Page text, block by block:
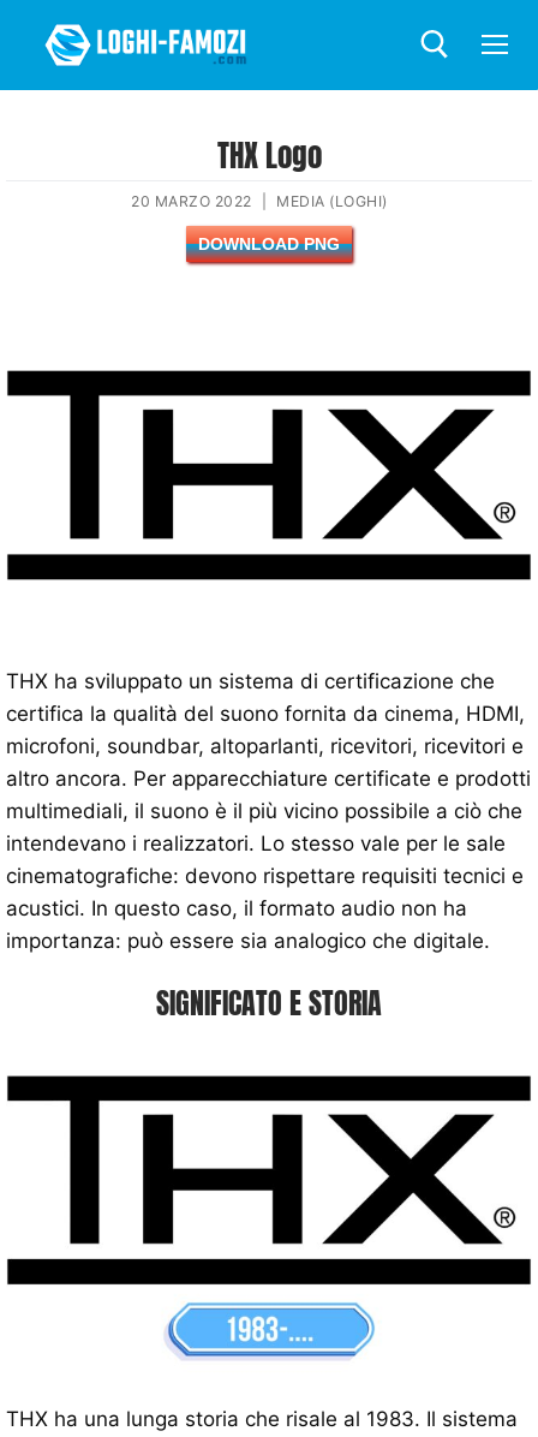
THX Logo
20 MARZO 2022 MEDIA (LOGHI)
DOWNLOAD PNG
THX ha sviluppato un sistema di certificazione che
certifica la qualità del suono fornita da cinema, HDMI,
microfoni, soundbar, altoparlanti, ricevitori, ricevitori e
altro ancora. Per apparecchiature certificate e prodotti
multimediali, il suono è il più vicino possibile a ciò che
intendevano i realizzatori. Lo stesso vale per le sale
cinematografiche: devono rispettare requisiti tecnici e
acustici. In questo caso, il formato audio non ha
importanza: può essere sia analogico che digitale.
SIGNIFICATO E STORIA
THX ha una lunga storia che risale al 1983. Il sistema